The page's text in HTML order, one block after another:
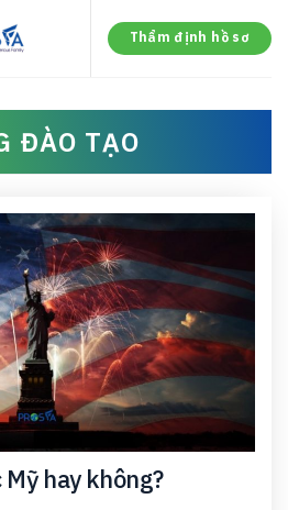
Thẩm định hồ sơ
ĐÀO TẠO
hay không?